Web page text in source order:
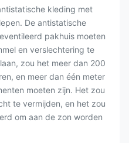
kleding met
De antistatische
pakhuis moeten
en verslechtering te
zou het meer dan 200
en meer dan één meter
moeten zijn. Het zou
te vermijden, en het zou
om aan de zon worden